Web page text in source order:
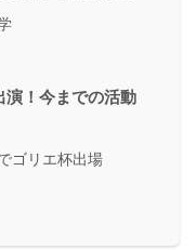
演！今までの活動
ゴリエ杯出場